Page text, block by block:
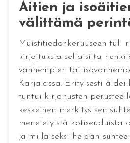
Äitien ja
välittämä
Muistitiedonkeruuseen tuli
kirjoituksia sellaisilta
vanhempien tai
Karjalassa. Erityisesti
tuntui kirjoitusten
keskeinen merkitys sen
menetetyistä kotiseuduista
ja millaiseksi heidän